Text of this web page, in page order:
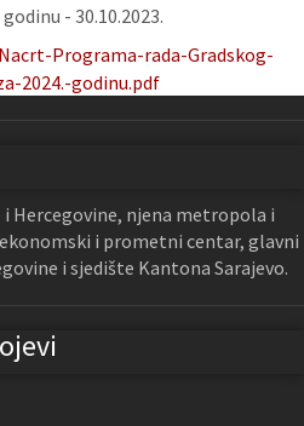
- 30.10.2023.
Programa-rada-Gradskog-
2024.-godinu.pdf
i Hercegovine, njena metropola i
i prometni centar, glavni
i sjedište Kantona Sarajevo.